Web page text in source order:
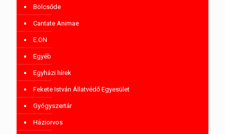
Bölcsőde
Cantate Animae
E.ON
Egyéb
Egyházi hírek
Fekete István Állatvédő Egyesület
Gyógyszertár
Háziorvos